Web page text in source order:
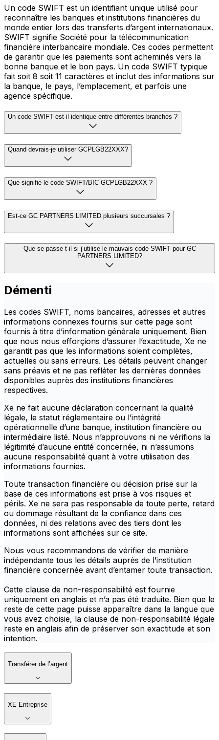
Un code SWIFT est un identifiant unique utilisé pour
reconnaître les banques et institutions financières du
monde entier lors des transferts d’argent internationaux.
SWIFT signifie Société pour la télécommunication
financière interbancaire mondiale. Ces codes permettent
de garantir que les paiements sont acheminés vers la
bonne banque et le bon pays. Un code SWIFT typique
fait soit 8 soit 11 caractères et inclut des informations sur
la banque, le pays, l’emplacement, et parfois une
agence spécifique.
Un code SWIFT est-il identique entre différentes branches ?
Quand devrais-je utiliser GCPLGB22XXX?
Que signifie le code SWIFT/BIC GCPLGB22XXX ?
Est-ce GC PARTNERS LIMITED plusieurs succursales ?
Que se passe-t-il si j’utilise le mauvais code SWIFT pour GC
PARTNERS LIMITED?
Démenti
Les codes SWIFT, noms bancaires, adresses et autres
informations connexes fournis sur cette page sont
fournis à titre d’information générale uniquement. Bien
que nous nous efforçions d’assurer l’exactitude, Xe ne
garantit pas que les informations soient complètes,
actuelles ou sans erreurs. Les détails peuvent changer
sans préavis et ne pas refléter les dernières données
disponibles auprès des institutions financières
respectives.
Xe ne fait aucune déclaration concernant la qualité
légale, le statut réglementaire ou l’intégrité
opérationnelle d’une banque, institution financière ou
intermédiaire listé. Nous n’approuvons ni ne vérifions la
légitimité d’aucune entité concernée, ni n’assumons
aucune responsabilité quant à votre utilisation des
informations fournies.
Toute transaction financière ou décision prise sur la
base de ces informations est prise à vos risques et
périls. Xe ne sera pas responsable de toute perte, retard
ou dommage résultant de la confiance dans ces
données, ni des relations avec des tiers dont les
informations sont affichées sur ce site.
Nous vous recommandons de vérifier de manière
indépendante tous les détails auprès de l’institution
financière concernée avant d’entamer toute transaction.
Cette clause de non-responsabilité est fournie
uniquement en anglais et n’a pas été traduite. Bien que le
reste de cette page puisse apparaître dans la langue que
vous avez choisie, la clause de non-responsabilité légale
reste en anglais afin de préserver son exactitude et son
intention.
Transférer de l’argent
XE Entreprise